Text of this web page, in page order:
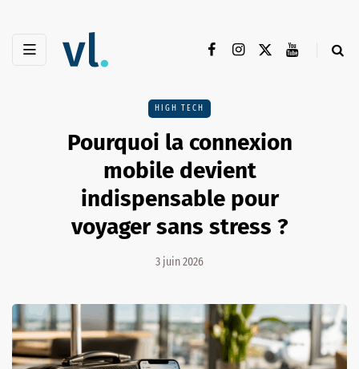
HIGH TECH
Pourquoi la connexion
mobile devient
indispensable pour
voyager sans stress ?
3 juin 2026